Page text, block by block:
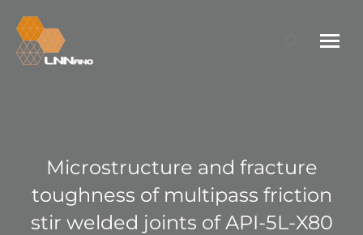
Search:
Microstructure and fracture
toughness of multipass friction
stir welded joints of API-5L-X80